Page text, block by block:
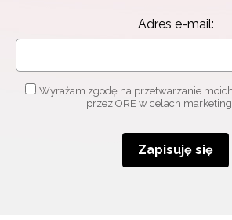
Adres e-mail:
Wyrażam zgodę na przetwarzanie
przez ORE w celach
Zapisuję się